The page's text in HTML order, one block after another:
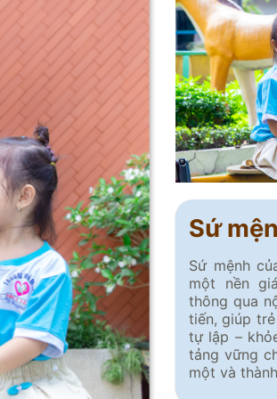
Sứ
Sứ mệnh
một nền
thông qua
tiến, giúp
tự lập –
tảng vững
một và